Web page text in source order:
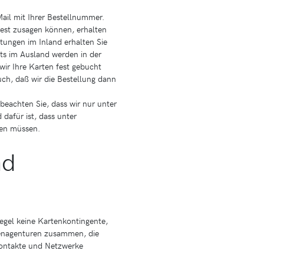
mit Ihrer Bestellnummer.
zusagen können, erhalten
im Inland erhalten Sie
im Ausland werden in der
Ihre Karten fest gebucht
daß wir die Bestellung dann
Sie, dass wir nur unter
dafür ist, dass unter
müssen.
keine Kartenkontingente,
zusammen, die
und Netzwerke